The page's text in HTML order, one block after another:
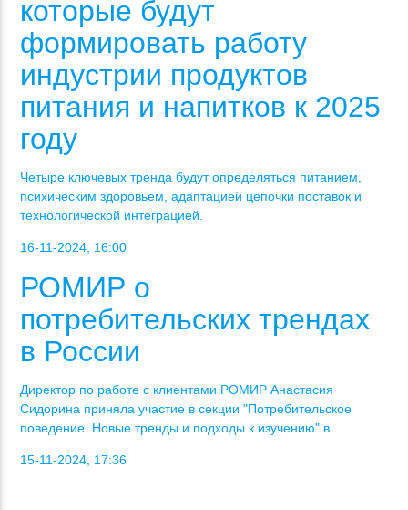
которые будут
формировать работу
индустрии продуктов
питания и напитков к 2025
году
Четыре ключевых тренда будут определяться питанием,
психическим здоровьем, адаптацией цепочки поставок и
технологической интеграцией.
16-11-2024, 16:00
РОМИР о
потребительских трендах
в России
Директор по работе с клиентами РОМИР Анастасия
Сидорина приняла участие в секции "Потребительское
поведение. Новые тренды и подходы к изучению" в
15-11-2024, 17:36